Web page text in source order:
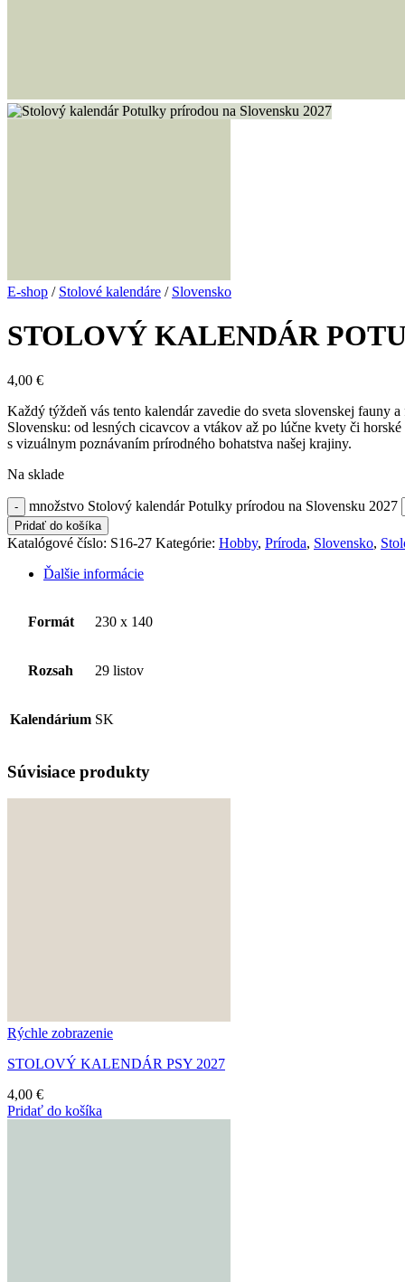
E-shop / Stolové kalendáre / Slovensko
STOLOVÝ KALENDÁR
4,00 €
Každý týždeň vás tento kalendár zavedie do sveta slovenskej fauny
Slovensku: od lesných cicavcov a vtákov až po lúčne kvety či
s vizuálnym poznávaním prírodného bohatstva našej krajiny.
Na sklade
množstvo Stolový kalendár Potulky prírodou na Slovensku 2027
Pridať do košíka
Katalógové číslo: S16-27 Kategórie: Hobby, Príroda, Slovensko,
Ďalšie informácie
Formát 230 x 140
Rozsah 29 listov
Kalendárium SK
Súvisiace produkty
Rýchle zobrazenie
STOLOVÝ KALENDÁR PSY 2027
4,00 €
Pridať do košíka